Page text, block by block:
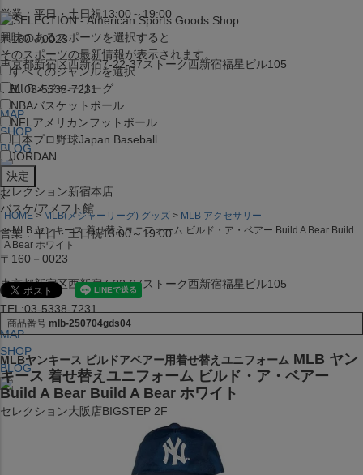
営業：平日・土日祝13:00～19:00
〒160－0023
東京都新宿区西新宿7-22-37ストーク西新宿福星ビル105
TEL:03-5338-7231
MAP
SHOP
BLOG
セレクション新宿本店
バスケ/アメフト館
営業：平日・土日祝13:00～19:00
〒160－0023
東京都新宿区西新宿7-22-37ストーク西新宿福星ビル105
TEL:03-5338-7231
MAP
SHOP
BLOG
セレクション大阪店BIGSTEP 2F
営業：平日・土日祝12:00～19:00
興味のあるスポーツを選択すると
そのスポーツの最新情報が表示されます。
すべてのジャンルを選択
MLBメジャーリーグ
NBAバスケットボール
NFL アメリカンフットボール
日本プロ野球Japan Baseball
JORDAN
x
HOME MLB(メジャーリーグ) グッズ
MLB アクセサリー
MLB ヤンキース 着せ替えユニフォーム ビルド・ア・ベアー Build A Bear Build
A Bear ホワイト
商品番号 mlb-250704gds04
MLBヤンキース ビルドアベアー用着せ替えユニフォーム MLB ヤン
キース 着せ替えユニフォーム ビルド・ア・ベアー
Build A Bear Build A Bear ホワイト